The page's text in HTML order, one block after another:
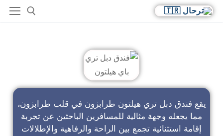
يقع فندق دبل تري هيلتون طرابزون في قلب طرابزون،
مما يجعله وجهة مثالية للمسافرين الباحثين عن تجربة
إقامة استثنائية تجمع بين الراحة والرفاهية والإطلالات